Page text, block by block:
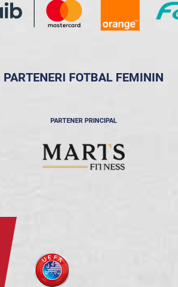
PARTENERI FOTBAL FEMININ
PARTENER PRINCIPAL